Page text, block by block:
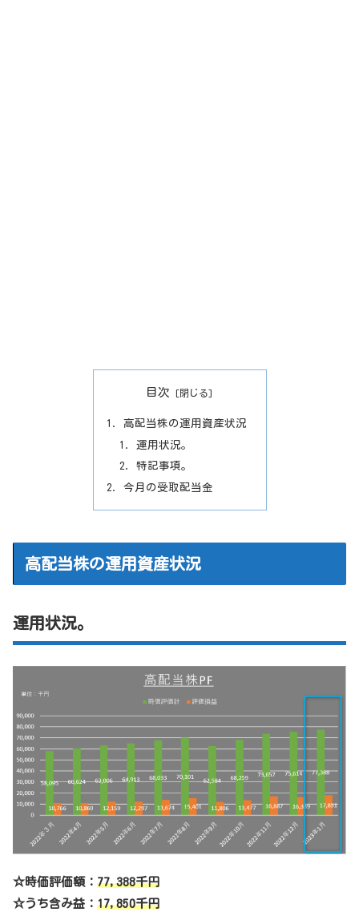
目次
高配当株の運用資産状況
運用状況。
特記事項。
今月の受取配当金
高配当株の運用資産状況
運用状況。
☆時価評価額： 77,388千円
☆うち含み益： 17,850千円